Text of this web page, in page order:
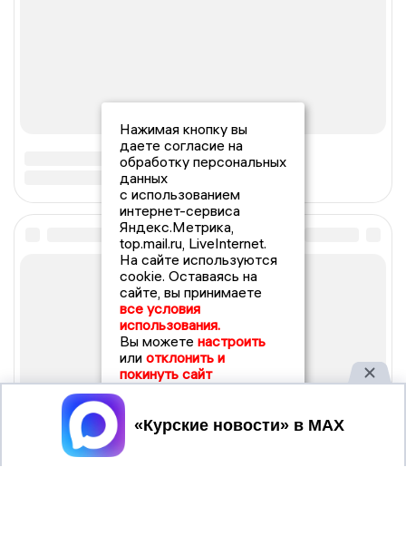
Нажимая кнопку вы
даете согласие на
обработку персональных
данных
с использованием
интернет-сервиса
Яндекс.Метрика,
top.mail.ru, LiveInternet.
На сайте используются
cookie. Оставаясь на
сайте, вы принимаете
все условия
использования.
Вы можете настроить
или отклонить и
покинуть сайт
Принять